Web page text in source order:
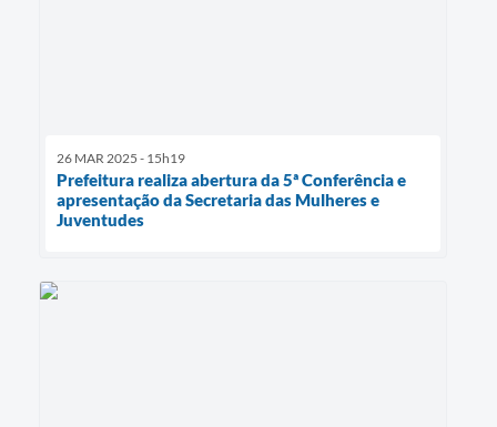
26 MAR 2025 - 15h19
Prefeitura realiza abertura da 5ª Conferência e
apresentação da Secretaria das Mulheres e
Juventudes